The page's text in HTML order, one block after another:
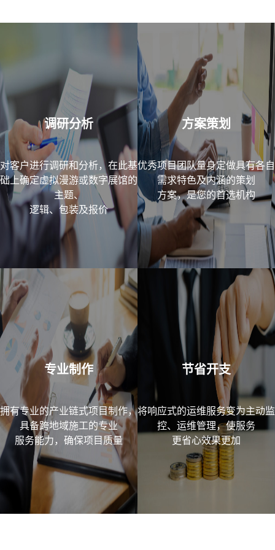
调研分析
对客户进行调研和分析，在此基
础上确定虚拟漫游或数字展馆的
主题、
逻辑、包装及报价
方案策划
优秀项目团队量身定做具有各自
需求特色及内涵的策划
方案，是您的首选机构
专业制作
拥有专业的产业链式项目制作，
具备跨地域施工的专业
服务能力，确保项目质量
节省开支
将响应式的运维服务变为主动监
控、运维管理，使服务
更省心效果更加